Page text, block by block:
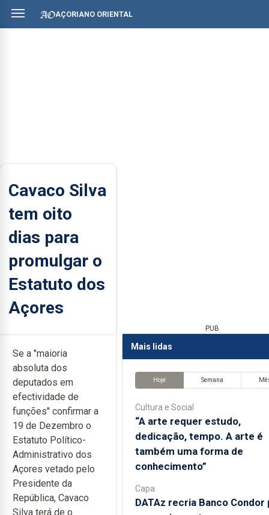
AÇORIANO ORIENTAL
Cavaco Silva
tem oito
dias para
promulgar o
Estatuto dos
Açores
Se a "maioria
absoluta dos
deputados em
efectividade de
funções" confirmar a
19 de Dezembro o
Estatuto Político-
Administrativo dos
Açores vetado pelo
Presidente da
República, Cavaco
Silva terá de o
PUB
Mais lidas
Hoje Semana
Cultura e Social
“A arte requer estudo,
dedicação, tempo. A arte é
também uma forma de
conhecimento”
Capa
DATAz recria Banco Condor